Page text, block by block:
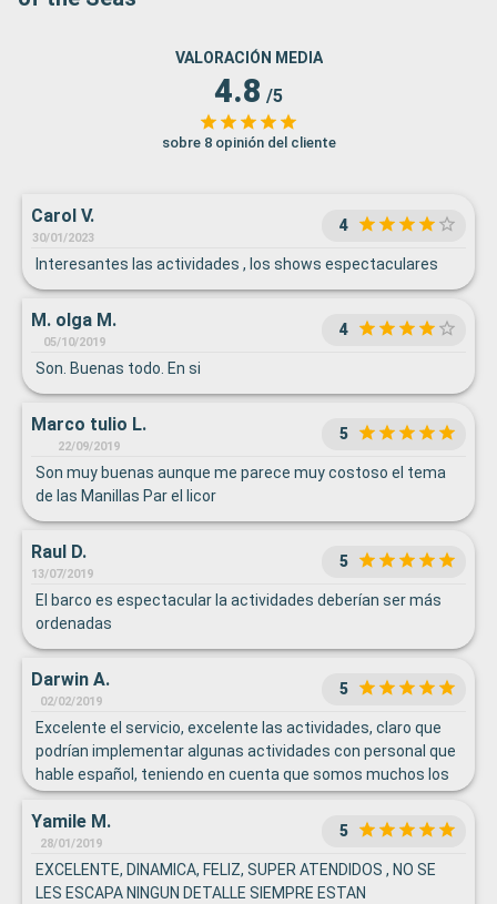
VALORACIÓN MEDIA
4.8 /5
sobre 8 opinión del cliente
Carol V.
30/01/2023
4
Interesantes las actividades , los shows espectaculares
M. olga M.
05/10/2019
4
Son. Buenas todo. En si
Marco tulio L.
22/09/2019
5
Son muy buenas aunque me parece muy costoso el tema
de las Manillas Par el licor
Raul D.
13/07/2019
5
El barco es espectacular la actividades deberían ser más
ordenadas
Darwin A.
02/02/2019
5
Excelente el servicio, excelente las actividades, claro que
podrían implementar algunas actividades con personal que
hable español, teniendo en cuenta que somos muchos los
latinos que visitamos este tipo de cruceros, de resto súper
bueno el barco.
Yamile M.
28/01/2019
5
EXCELENTE, DINAMICA, FELIZ, SUPER ATENDIDOS , NO SE
LES ESCAPA NINGUN DETALLE SIEMPRE ESTAN